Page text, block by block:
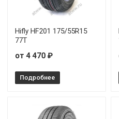
Landsail 4 SEASONS 215/
Landsail 4 SEASONS 215/
Landsail 4 SEASONS 215/
Landsail 4 SEASONS 225/
Hifly HF201 175/55R15
77T
от 4 470 ₽
Подробнее